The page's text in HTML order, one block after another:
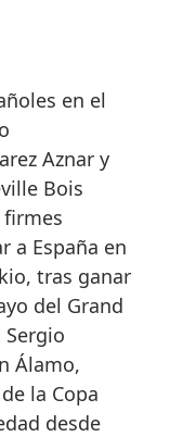
en el
Aznar y
Bois
a España en
tras ganar
del Grand
Sergio
Álamo,
la Copa
desde